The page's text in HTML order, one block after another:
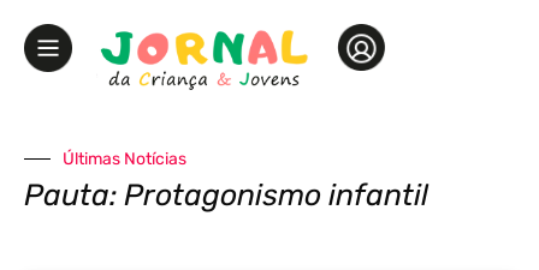
Últimas Notícias
Pauta: Protagonismo infantil